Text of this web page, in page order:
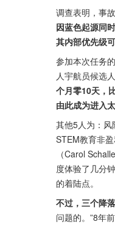
调查表明，事
因蓝色起源同
其内部优先级
参加本次任务
人宇航员候选
个月零10天，
由此成为进入
其他5人为：风
STEM教育非
（Carol
度体验了几分
的着陆点。
不过，三个降
问题的。”8年